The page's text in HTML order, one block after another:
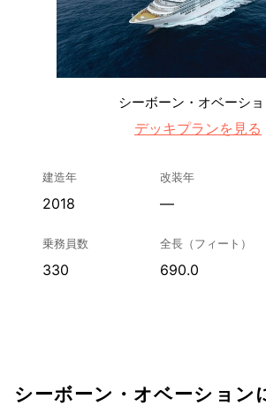
シーボーン・オベーシ
デッキプランを見る
建造年
2018
改装年
—
乗務員数
330
全長（フィート）
690.0
シーボーン・オベーション